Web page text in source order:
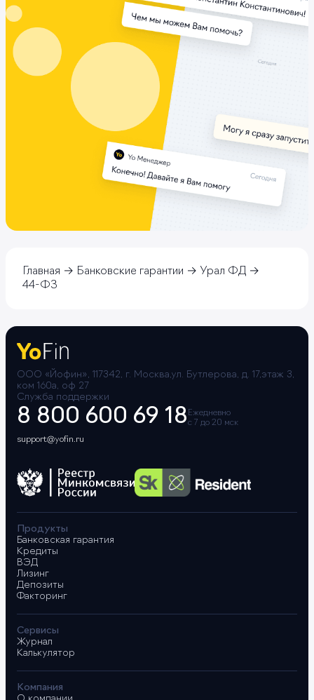
Главная Банковские гарантии
Урал ФД
44-ФЗ
ООО «Йофин», 117342, г. Москва,ул. Бутлерова, д. 17,этаж 3,
ком 160а, оф 27
Служба поддержки
8 800 600 69 18 Ежедневно
с 7 до 20 мск
support@yofin.ru
Продукты
Банковская гарантия
Кредиты
ВЭД
Лизинг
Депозиты
Факторинг
Сервисы
Журнал
Калькулятор
Компания